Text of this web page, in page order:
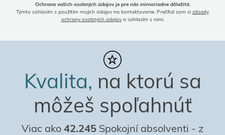
Ochrana vašich osobných údajov je pre nás mimoriadne dôležitá.
Týmto súhlasím s použitím mojich údajov na kontaktovanie. Prečítal som si zásady
ochrany osobných údajova súhlasím s nimi.
Kvalita, na ktorú sa
môžeš spoľahnúť
Viac ako 42.245 Spokojní absolventi - z